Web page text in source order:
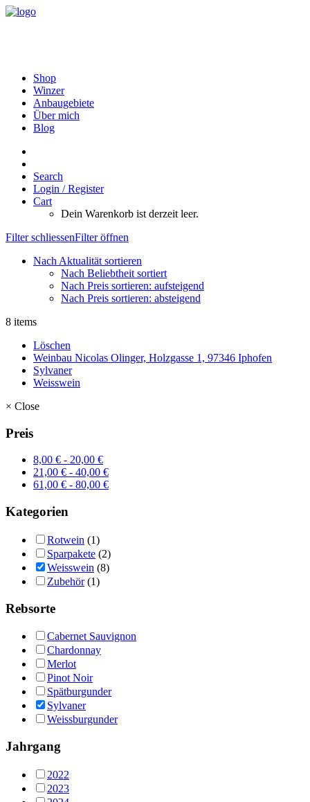
Shop
Winzer
Anbaugebiete
Über mich
Blog
Search
Login / Register
Cart
Dein Warenkorb ist derzeit leer.
Filter schliessenFilter öffnen
Nach Aktualität sortieren
Nach Beliebtheit sortiert
Nach Preis sortieren: aufsteigend
Nach Preis sortieren: absteigend
8 items
Löschen
Weinbau Nicolas Olinger, Holzgasse 1, 97346 Iphofen
Sylvaner
Weisswein
× Close
Preis
8,00 € - 20,00 €
21,00 € - 40,00 €
61,00 € - 80,00 €
Kategorien
Rotwein (1)
Sparpakete (2)
Weisswein (8)
Zubehör (1)
Rebsorte
Cabernet Sauvignon
Chardonnay
Merlot
Pinot Noir
Spätburgunder
Sylvaner
Weissburgunder
Jahrgang
2022
2023